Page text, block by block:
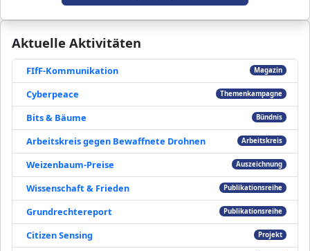
Aktuelle Aktivitäten
FIfF-Kommunikation Magazin
Cyberpeace Themenkampagne
Bits & Bäume Bündnis
Arbeitskreis gegen Bewaffnete Drohnen Arbeitskreis
Weizenbaum-Preise Auszeichnung
Wissenschaft & Frieden Publikationsreihe
Grundrechtereport Publikationsreihe
Citizen Sensing Projekt